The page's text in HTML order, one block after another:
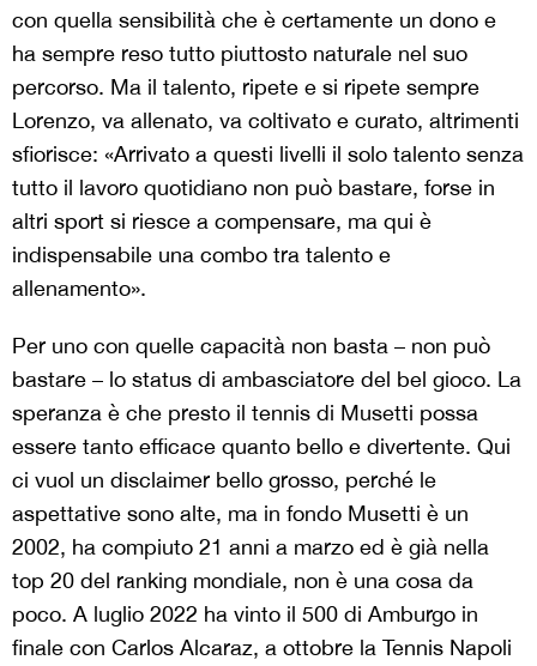
con quella sensibilità che è certamente un dono e
ha sempre reso tutto piuttosto naturale nel suo
percorso. Ma il talento, ripete e si ripete sempre
Lorenzo, va allenato, va coltivato e curato, altrimenti
sfiorisce: «Arrivato a questi livelli il solo talento senza
tutto il lavoro quotidiano non può bastare, forse in
altri sport si riesce a compensare, ma qui è
indispensabile una combo tra talento e
allenamento».
Per uno con quelle capacità non basta – non può
bastare – lo status di ambasciatore del bel gioco. La
speranza è che presto il tennis di Musetti possa
essere tanto efficace quanto bello e divertente. Qui
ci vuol un disclaimer bello grosso, perché le
aspettative sono alte, ma in fondo Musetti è un
2002, ha compiuto 21 anni a marzo ed è già nella
top 20 del ranking mondiale, non è una cosa da
poco. A luglio 2022 ha vinto il 500 di Amburgo in
finale con Carlos Alcaraz, a ottobre la Tennis Napoli